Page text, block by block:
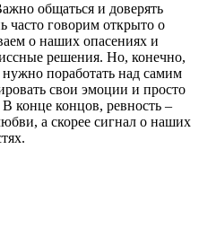
общаться и доверять
часто говорим открыто о
о наших опасениях и
решения. Но, конечно,
нужно поработать над самим
свои эмоции и просто
конце концов, ревность –
а скорее сигнал о наших